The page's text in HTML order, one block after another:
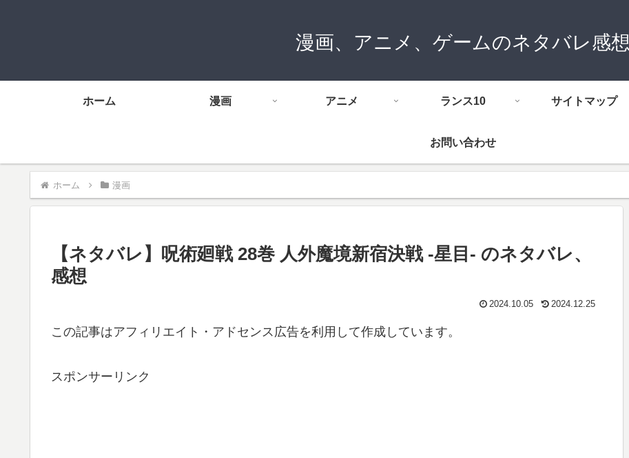
漫画、アニメ、ゲームのネタバレ感想
ホーム 漫画 アニメ ランス10 サイトマップ
お問い合わせ
ホーム 漫画
【ネタバレ】呪術廻戦 28巻 人外魔境新宿決戦 -星目- のネタバレ、
感想
2024.10.05 2024.12.25
この記事はアフィリエイト・アドセンス広告を利用して作成しています。
スポンサーリンク